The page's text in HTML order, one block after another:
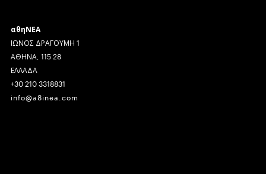
αθηΝΕΑ
ΙΩΝΟΣ ΔΡΑΓΟΥΜΗ 1
ΑΘΗΝΑ, 115 28
ΕΛΛΑΔΑ
+30 210 3318831
info@a8inea.com